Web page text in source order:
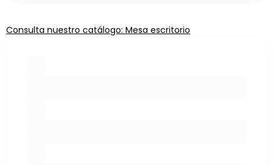
Consulta nuestro catálogo: Mesa escritorio